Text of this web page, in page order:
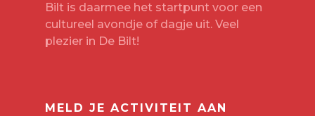
Bilt is daarmee het startpunt voor een
cultureel avondje of dagje uit. Veel
plezier in De Bilt!
MELD JE ACTIVITEIT AAN